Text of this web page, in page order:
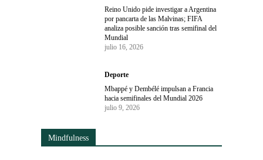
Reino Unido pide investigar a Argentina
por pancarta de las Malvinas; FIFA
analiza posible sanción tras semifinal del
Mundial
julio 16, 2026
Deporte
Mbappé y Dembélé impulsan a Francia
hacia semifinales del Mundial 2026
julio 9, 2026
Mindfulness